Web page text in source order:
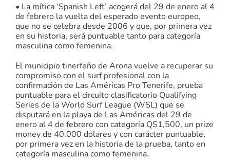
• La mítica ‘Spanish Left’ acogerá del 29 de enero al 4
de febrero la vuelta del esperado evento europeo,
que no se celebra desde 2006 y que, por primera vez
en su historia, será puntuable tanto para categoría
masculina como femenina.
El municipio tinerfeño de Arona vuelve a recuperar su
compromiso con el surf profesional con la
confirmación de Las Américas Pro Tenerife, prueba
puntuable para el circuito clasificatorio Qualifying
Series de la World Surf League (WSL) que se
disputará en la playa de Las Américas del 29 de
enero al 4 de febrero con categoría QS1,500, un prize
money de 40.000 dólares y con carácter puntuable,
por primera vez en la historia de la prueba, tanto en
categoría masculina como femenina.